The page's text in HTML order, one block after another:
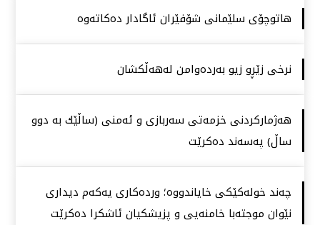
هاتوچۆی سلێمانی شۆفێران ئاگادار دەكاتەوە
نرخی زێڕو زیو بەردەوامن لەهەڵكشان
هەژماركردنی خزمەتی سەربازی و ئەمنی (ساڵێك بە دوو
ساڵ) پەسەند دەكرێت
چەند خولەكێكی خایاندووە؛ وردەكاری یەكەم دیداری
نێوان موجتەبا خامنەیی و پزیشكیان ئاشكرا دەكرێت